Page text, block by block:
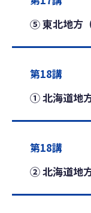
⑤ 東北地方
第18講
① 北海道地
第18講
② 北海道地